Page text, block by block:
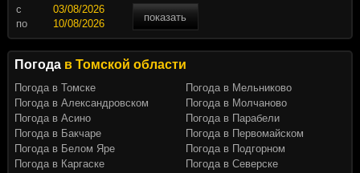
c
показать
по
Погода в Томской области
Погода в Томске
Погода в Александровском
Погода в Асино
Погода в Бакчаре
Погода в Белом Яре
Погода в Каргаске
Погода в Мельниково
Погода в Молчаново
Погода в Парабели
Погода в Первомайском
Погода в Подгорном
Погода в Северске